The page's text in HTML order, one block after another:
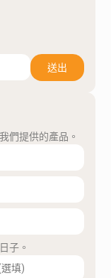
送出
們提供的產品。
子。